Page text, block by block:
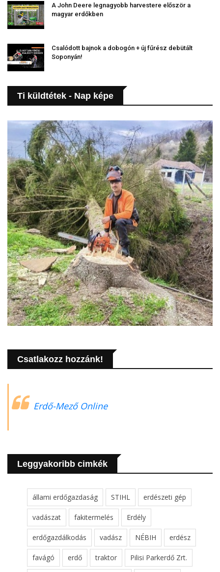
A John Deere legnagyobb harvestere először a
magyar erdőkben
Csalódott bajnok a dobogón + új fűrész debütált
Soponyán!
Ti küldtétek - Nap képe
Csatlakozz hozzánk!
Erdő-Mező Online
Leggyakoribb cimkék
állami erdőgazdaság STIHL erdészeti gép
vadászat fakitermelés Erdély
erdőgazdálkodás vadász NÉBIH erdész
favágó erdő traktor Pilisi Parkerdő Zrt.